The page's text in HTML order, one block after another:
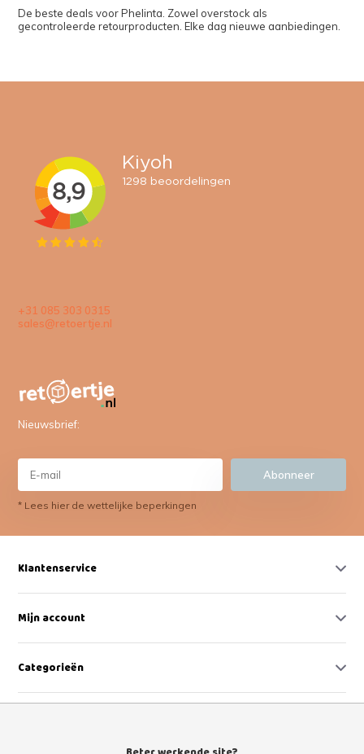
De beste deals voor Phelinta. Zowel overstock als
gecontroleerde retourproducten. Elke dag nieuwe aanbiedingen.
+31 085 303 0315
sales@retoertje.nl
Nieuwsbrief:
Abonneer
* Lees hier de wettelijke beperkingen
Klantenservice
Mijn account
Categorieën